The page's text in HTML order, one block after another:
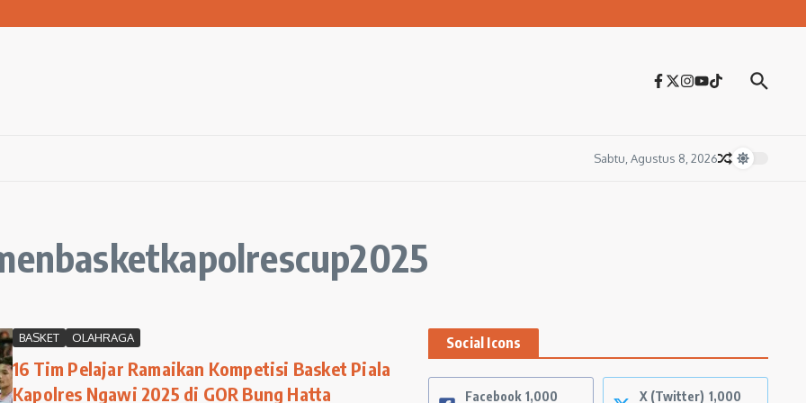
Ngawi Gelar Seminar Golden Parenting
Sabtu, Agustus 8, 2026
BASKET OLAHRAGA
16 Tim Pelajar Ramaikan Kompetisi Basket Piala
Kapolres Ngawi 2025 di GOR Bung Hatta
Social Icons
Facebook 1,000
X (Twitter) 1,000